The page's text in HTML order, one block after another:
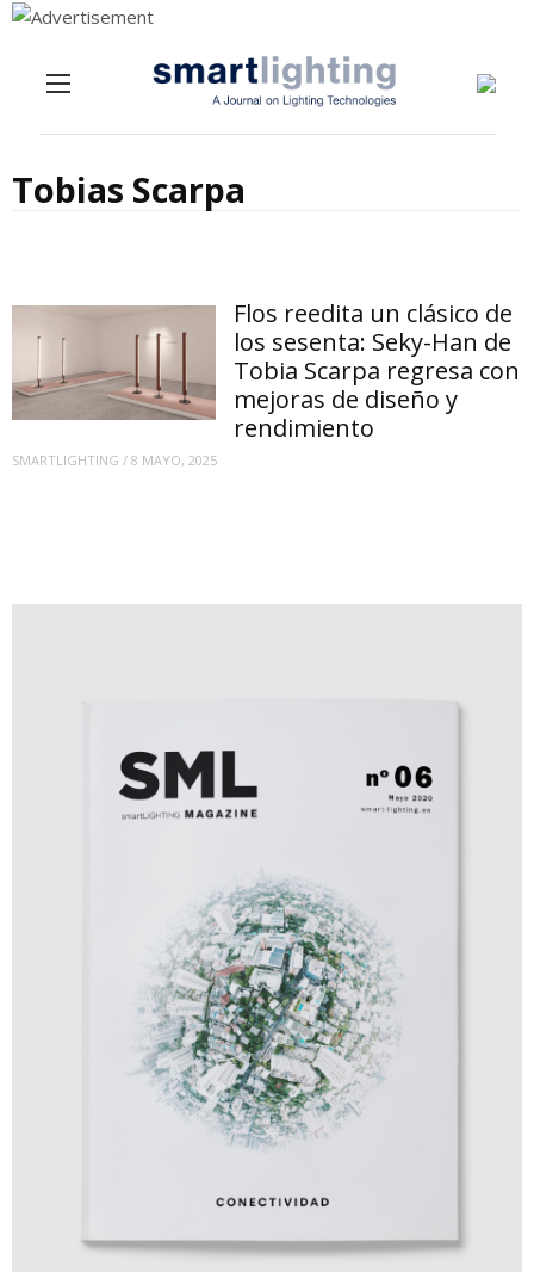
Tobias Scarpa
Flos reedita un clásico de
los sesenta: Seky-Han de
Tobia Scarpa regresa con
mejoras de diseño y
rendimiento
SMARTLIGHTING / 8 MAYO, 2025